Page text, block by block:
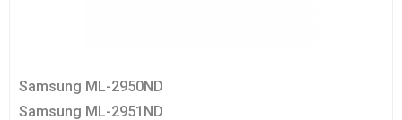
Samsung ML-2950ND
Samsung ML-2951ND